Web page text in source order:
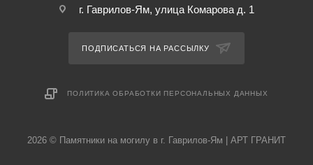
г. Гаврилов-Ям, улица Комарова д. 1
ПОДПИСАТЬСЯ НА РАССЫЛКУ
ПОЛИТИКА ОБРАБОТКИ ПЕРСОНАЛЬНЫХ ДАННЫХ
2026 © Памятники на могилу в г. Гаврилов-Ям | АРТ ГРАНИТ